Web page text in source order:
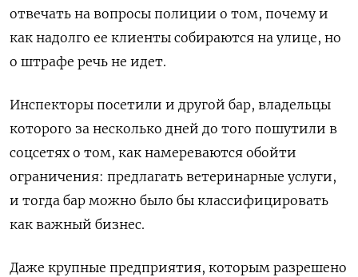
отвечать на вопросы полиции о том, почему и
как надолго ее клиенты собираются на улице, но
о штрафе речь не идет.
Инспекторы посетили и другой бар, владельцы
которого за несколько дней до того пошутили в
соцсетях о том, как намереваются обойти
ограничения: предлагать ветеринарные услуги,
и тогда бар можно было бы классифицировать
как важный бизнес.
Даже крупные предприятия, которым разрешено